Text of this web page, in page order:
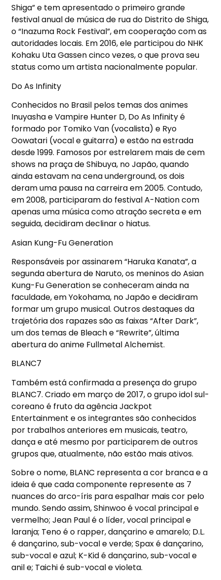
Shiga” e tem apresentado o primeiro grande
festival anual de música de rua do Distrito de Shiga,
o “Inazuma Rock Festival”, em cooperação com as
autoridades locais. Em 2016, ele participou do NHK
Kohaku Uta Gassen cinco vezes, o que prova seu
status como um artista nacionalmente popular.
Do As Infinity
Conhecidos no Brasil pelos temas dos animes
Inuyasha e Vampire Hunter D, Do As Infinity é
formado por Tomiko Van (vocalista) e Ryo
Oowatari (vocal e guitarra) e estão na estrada
desde 1999. Famosos por estrelarem mais de cem
shows na praça de Shibuya, no Japão, quando
ainda estavam na cena underground, os dois
deram uma pausa na carreira em 2005. Contudo,
em 2008, participaram do festival A-Nation com
apenas uma música como atração secreta e em
seguida, decidiram declinar o hiatus.
Asian Kung-Fu Generation
Responsáveis por assinarem “Haruka Kanata”, a
segunda abertura de Naruto, os meninos do Asian
Kung-Fu Generation se conheceram ainda na
faculdade, em Yokohama, no Japão e decidiram
formar um grupo musical. Outros destaques da
trajetória dos rapazes são as faixas “After Dark”,
um dos temas de Bleach e “Rewrite”, última
abertura do anime Fullmetal Alchemist.
BLANC7
Também está confirmada a presença do grupo
BLANC7. Criado em março de 2017, o grupo idol sul-
coreano é fruto da agência Jackpot
Entertainment e os integrantes são conhecidos
por trabalhos anteriores em musicais, teatro,
dança e até mesmo por participarem de outros
grupos que, atualmente, não estão mais ativos.
Sobre o nome, BLANC representa a cor branca e a
ideia é que cada componente represente as 7
nuances do arco-íris para espalhar mais cor pelo
mundo. Sendo assim, Shinwoo é vocal principal e
vermelho; Jean Paul é o líder, vocal principal e
laranja; Teno é o rapper, dançarino e amarelo; D.L.
é dançarino, sub-vocal e verde; Spax é dançarino,
sub-vocal e azul; K-Kid é dançarino, sub-vocal e
anil e; Taichi é sub-vocal e violeta.